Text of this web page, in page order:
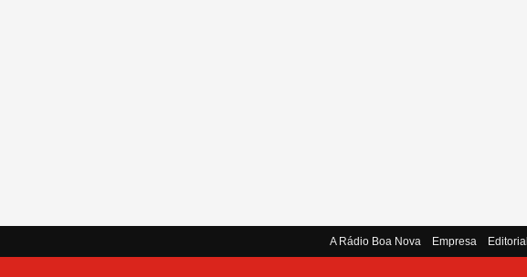
A Rádio Boa Nova Empresa Editorial